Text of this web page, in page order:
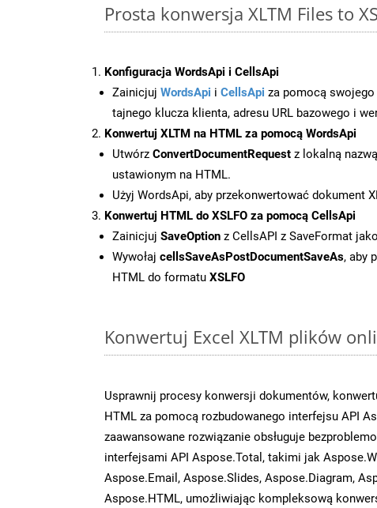
Prosta konwersja XLTM Files to
Konfiguracja WordsApi i CellsApi
Zainicjuj WordsApi i CellsApi za pomocą
tajnego klucza klienta, adresu URL bazowego i
Konwertuj XLTM na HTML za pomocą WordsApi
Utwórz ConvertDocumentRequest z lokalną
ustawionym na HTML.
Użyj WordsApi, aby przekonwertować dokument
Konwertuj HTML do XSLFO za pomocą CellsApi
Zainicjuj SaveOption z CellsAPI z SaveFormat
Wywołaj cellsSaveAsPostDocumentSaveAs, aby
HTML do formatu XSLFO
Konwertuj Excel XLTM plików
Usprawnij procesy konwersji dokumentów,
HTML za pomocą rozbudowanego interfejsu API
zaawansowane rozwiązanie obsługuje
interfejsami API Aspose.Total, takimi jak
Aspose.Email, Aspose.Slides, Aspose.Diagram,
Aspose.HTML, umożliwiając kompleksową